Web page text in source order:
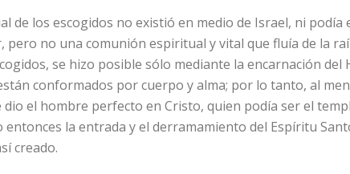
de los escogidos no existió en medio de Israel, ni
pero no una comunión espiritual y vital que fluía de la
se hizo posible sólo mediante la encarnación del
conformados por cuerpo y alma; por lo tanto, al
dio el hombre perfecto en Cristo, quien podía ser el
entonces la entrada y el derramamiento del Espíritu
creado.